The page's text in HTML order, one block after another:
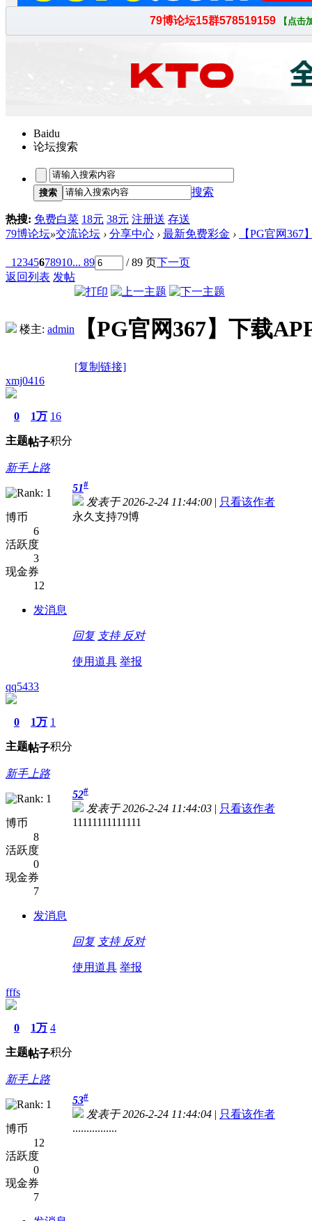
Baidu
论坛搜索
搜索 搜索
热搜: 免费白菜 18元 38元 注册送 存送
79博论坛»交流论坛 › 分享中心 › 最新免费彩金 › 【PG官网367
1 2345678910... 89 / 89 页下一页
返回列表 发帖
楼主: admin 【PG官网367】下载
[复制链接]
xmj0416
0
主题
1万
帖子
16
积分
新手上路
博币
6
活跃度
3
现金券
12
发消息
51#
发表于 2026-2-24 11:44:00 | 只看该作者
永久支持79博
回复 支持 反对
使用道具 举报
qq5433
0
主题
1万
帖子
1
积分
新手上路
博币
8
活跃度
0
现金券
7
发消息
52#
发表于 2026-2-24 11:44:03 | 只看该作者
11111111111111
回复 支持 反对
使用道具 举报
fffs
0
主题
1万
帖子
4
积分
新手上路
博币
12
活跃度
0
现金券
7
53#
发表于 2026-2-24 11:44:04 | 只看该作者
................